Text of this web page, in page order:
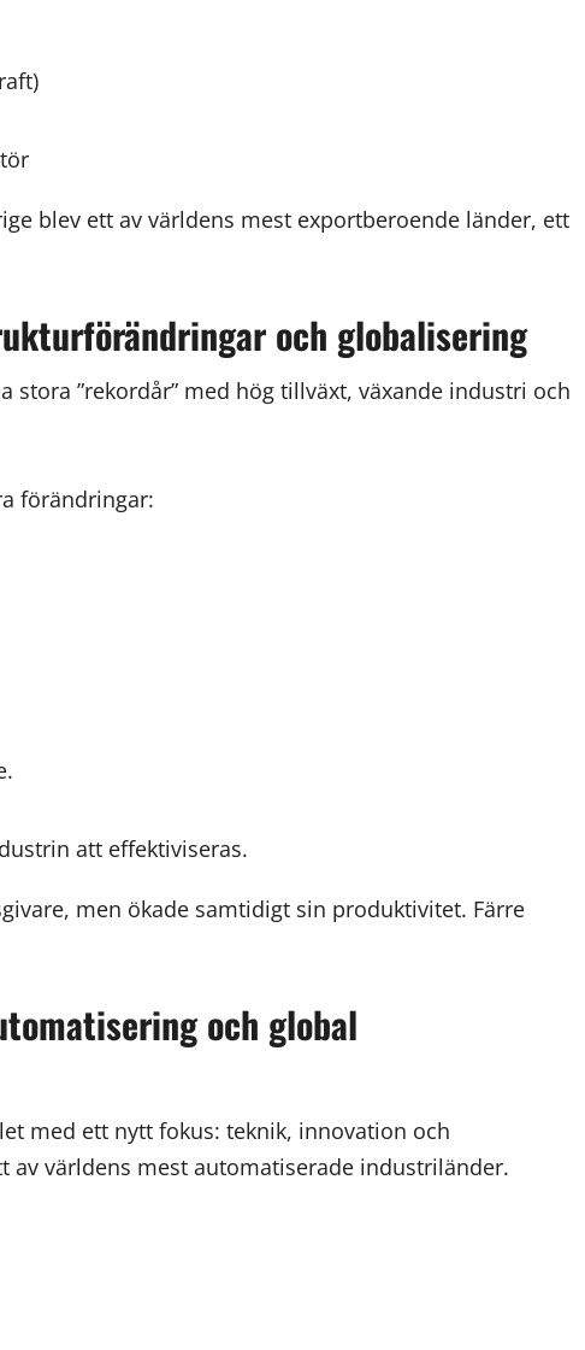
blev ett av världens mest exportberoende länder, ett
och globalisering
stora ”rekordår” med hög tillväxt, växande industri och
förändringar:
att effektiviseras.
men ökade samtidigt sin produktivitet. Färre
och global
med ett nytt fokus: teknik, innovation och
av världens mest automatiserade industriländer.